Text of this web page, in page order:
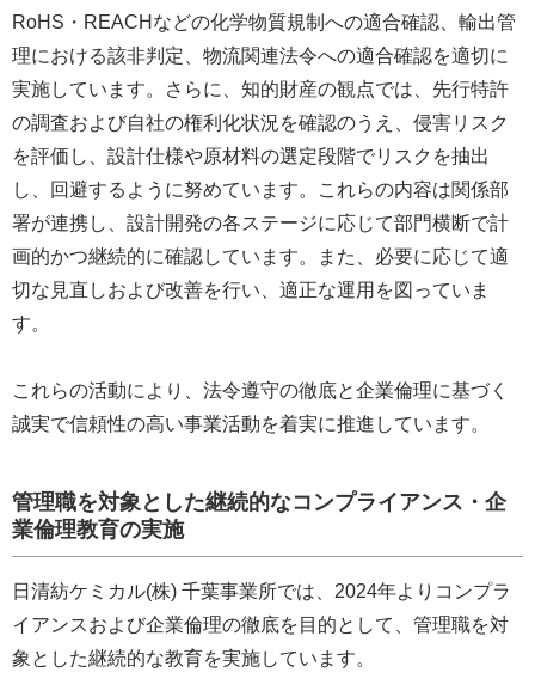
RoHS・REACHなどの化学物質規制への適合確認、輸出管
理における該非判定、物流関連法令への適合確認を適切に
実施しています。さらに、知的財産の観点では、先行特許
の調査および自社の権利化状況を確認のうえ、侵害リスク
を評価し、設計仕様や原材料の選定段階でリスクを抽出
し、回避するように努めています。これらの内容は関係部
署が連携し、設計開発の各ステージに応じて部門横断で計
画的かつ継続的に確認しています。また、必要に応じて適
切な見直しおよび改善を行い、適正な運用を図っていま
す。
これらの活動により、法令遵守の徹底と企業倫理に基づく
誠実で信頼性の高い事業活動を着実に推進しています。
管理職を対象とした継続的なコンプライアンス・企
業倫理教育の実施
日清紡ケミカル(株) 千葉事業所では、2024年よりコンプラ
イアンスおよび企業倫理の徹底を目的として、管理職を対
象とした継続的な教育を実施しています。